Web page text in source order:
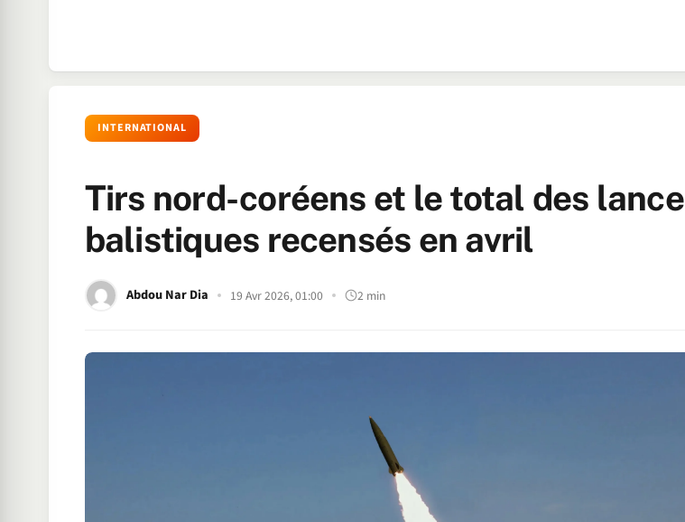
INTERNATIONAL
Tirs nord-coréens et le total des
balistiques recensés en avril
Abdou Nar Dia 19 Avr 2026, 01:00 2 min